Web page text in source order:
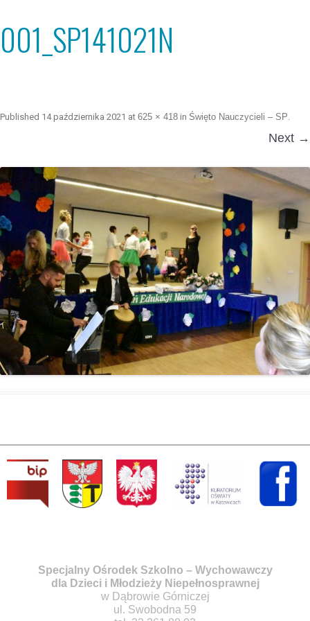
001_SP141021N
Published 14 października 2021 at 625 × 418 in Święto Nauczycieli – SP.
Next →
Specjalny Ośrodek Szkolno – Wychowawczy
dla Dzieci i Młodzieży Niepełnosprawnej
w Dąbrowie Górniczej
ul. Swobodna 59